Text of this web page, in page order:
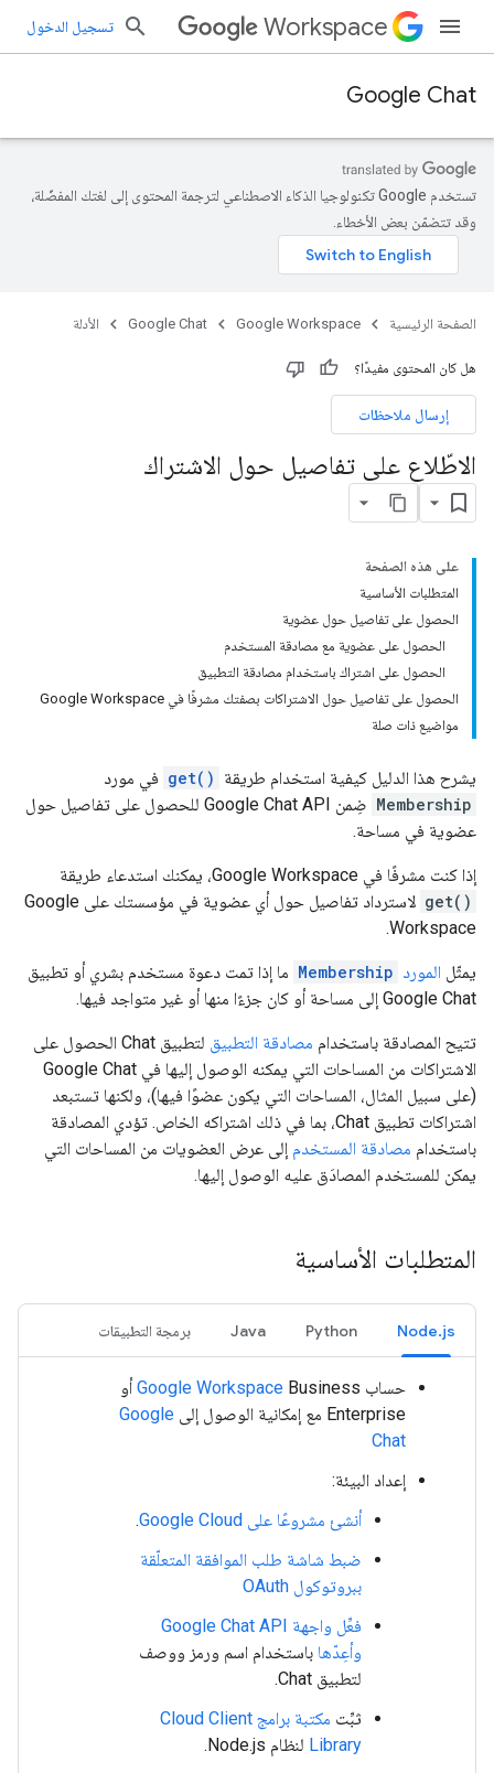
Workspace تسجيل الدخول
Google Chat
تستخدم Google تكنولوجيا الذكاء الاصطناعي لترجمة المحتوى إلى لغتك المفضّلة،
وقد تتضمّن بعض الأخطاء.
الصفحة الرئيسية Google Workspace
Google Chat الأدلة
هل كان المحتوى مفيدًا؟
إرسال ملاحظات
الاطّلاع على تفاصيل حول الاشتراك
على هذه الصفحة
المتطلبات الأساسية
الحصول على تفاصيل حول عضوية
الحصول على عضوية مع مصادقة المستخدم
الحصول على اشتراك باستخدام مصادقة التطبيق
الحصول على تفاصيل حول الاشتراكات بصفتك مشرفًا في Google Workspace
مواضيع ذات صلة
يشرح هذا الدليل كيفية استخدام طريقة get() في مورد
Membership
ضِمن Google Chat API للحصول على تفاصيل حول
عضوية في مساحة.
إذا كنت مشرفًا في Google Workspace، يمكنك استدعاء طريقة
get()
لاسترداد تفاصيل حول أي عضوية في مؤسستك على Google
Workspace.
يمثّل المورد Membership ما إذا تمت دعوة مستخدم بشري أو تطبيق
Google Chat إلى مساحة أو كان جزءًا منها أو غير متواجد فيها.
تتيح المصادقة باستخدام مصادقة التطبيق
لتطبيق Chat الحصول على
الاشتراكات من المساحات التي يمكنه الوصول إليها في Google Chat
(على سبيل المثال، المساحات التي يكون عضوًا فيها)، ولكنها تستبعد
اشتراكات تطبيق Chat، بما في ذلك اشتراكه الخاص. تؤدي المصادقة
باستخدام مصادقة المستخدم إلى عرض العضويات من المساحات التي
يمكن للمستخدم المصادَق عليه الوصول إليها.
المتطلبات الأساسية
Node.js
Python
Java برمجة التطبيقات
حساب Google WorkspaceBusiness أو
Enterprise مع إمكانية الوصول إلى
Google
Chat
إعداد البيئة:
أنشئ مشروعًا على Google Cloud
.
ضبط شاشة طلب الموافقة المتعلّقة
ببروتوكول OAuth
فعِّل واجهة Google Chat API
وأعِدّها باستخدام اسم ورمز ووصف
لتطبيق Chat.
ثبِّت
مكتبة برامج Cloud Client
Library لنظام Node.js.